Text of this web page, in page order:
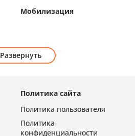
Мобилизация
Развернуть
Политика сайта
Политика пользователя
Политика
конфиденциальности